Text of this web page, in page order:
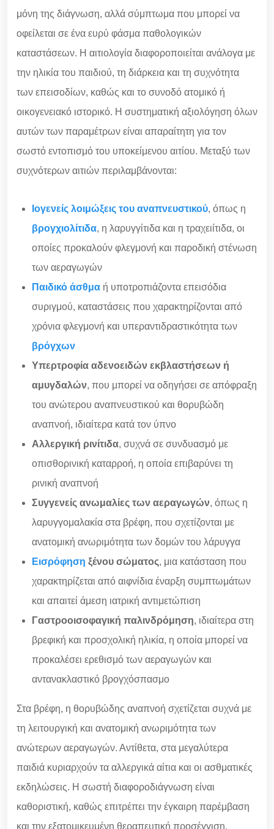
μόνη της διάγνωση, αλλά σύμπτωμα που μπορεί να
οφείλεται σε ένα ευρύ φάσμα παθολογικών
καταστάσεων. Η αιτιολογία διαφοροποιείται ανάλογα με
την ηλικία του παιδιού, τη διάρκεια και τη συχνότητα
των επεισοδίων, καθώς και το συνοδό ατομικό ή
οικογενειακό ιστορικό. Η συστηματική αξιολόγηση όλων
αυτών των παραμέτρων είναι απαραίτητη για τον
σωστό εντοπισμό του υποκείμενου αιτίου. Μεταξύ των
συχνότερων αιτιών περιλαμβάνονται:
Ιογενείς λοιμώξεις του αναπνευστικού, όπως η
βρογχιολίτιδα, η λαρυγγίτιδα και η τραχειίτιδα, οι
οποίες προκαλούν φλεγμονή και παροδική στένωση
των αεραγωγών
Παιδικό άσθμα ή υποτροπιάζοντα επεισόδια
συριγμού, καταστάσεις που χαρακτηρίζονται από
χρόνια φλεγμονή και υπεραντιδραστικότητα των
βρόγχων
Υπερτροφία αδενοειδών εκβλαστήσεων ή
αμυγδαλών, που μπορεί να οδηγήσει σε απόφραξη
του ανώτερου αναπνευστικού και θορυβώδη
αναπνοή, ιδιαίτερα κατά τον ύπνο
Αλλεργική ρινίτιδα, συχνά σε συνδυασμό με
οπισθορινική καταρροή, η οποία επιβαρύνει τη
ρινική αναπνοή
Συγγενείς ανωμαλίες των αεραγωγών, όπως η
λαρυγγομαλακία στα βρέφη, που σχετίζονται με
ανατομική ανωριμότητα των δομών του λάρυγγα
Εισρόφηση ξένου σώματος, μια κατάσταση που
χαρακτηρίζεται από αιφνίδια έναρξη συμπτωμάτων
και απαιτεί άμεση ιατρική αντιμετώπιση
Γαστροοισοφαγική παλινδρόμηση, ιδιαίτερα στη
βρεφική και προσχολική ηλικία, η οποία μπορεί να
προκαλέσει ερεθισμό των αεραγωγών και
αντανακλαστικό βρογχόσπασμο
Στα βρέφη, η θορυβώδης αναπνοή σχετίζεται συχνά με
τη λειτουργική και ανατομική ανωριμότητα των
ανώτερων αεραγωγών. Αντίθετα, στα μεγαλύτερα
παιδιά κυριαρχούν τα αλλεργικά αίτια και οι ασθματικές
εκδηλώσεις. Η σωστή διαφοροδιάγνωση είναι
καθοριστική, καθώς επιτρέπει την έγκαιρη παρέμβαση
και την εξατομικευμένη θεραπευτική προσέγγιση.